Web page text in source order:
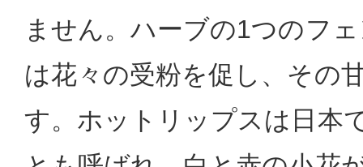
ません。ハーブの1つのフ
は花々の受粉を促し、その
す。ホットリップスは日本